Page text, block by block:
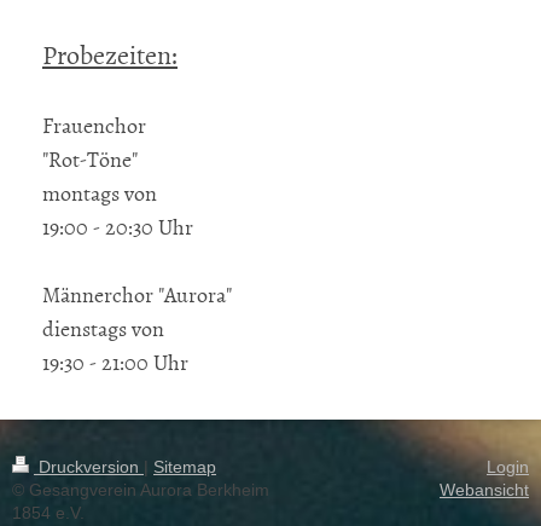
Probezeiten:
Frauenchor
"Rot-Töne"
montags von
19:00 - 20:30 Uhr
Männerchor "Aurora"
dienstags von
19:30 - 21:00 Uhr
Druckversion | Sitemap
© Gesangverein Aurora Berkheim
1854 e.V.
Login
Webansicht